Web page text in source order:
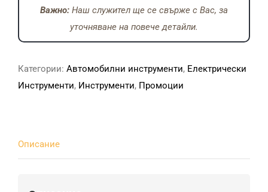
36V
8Ah
Важно: Наш служител ще се свърже с Вас, за
уточняване на повече детайли.
Категории: Автомобилни инструменти, Електрически
Инструменти, Инструменти, Промоции
Описание